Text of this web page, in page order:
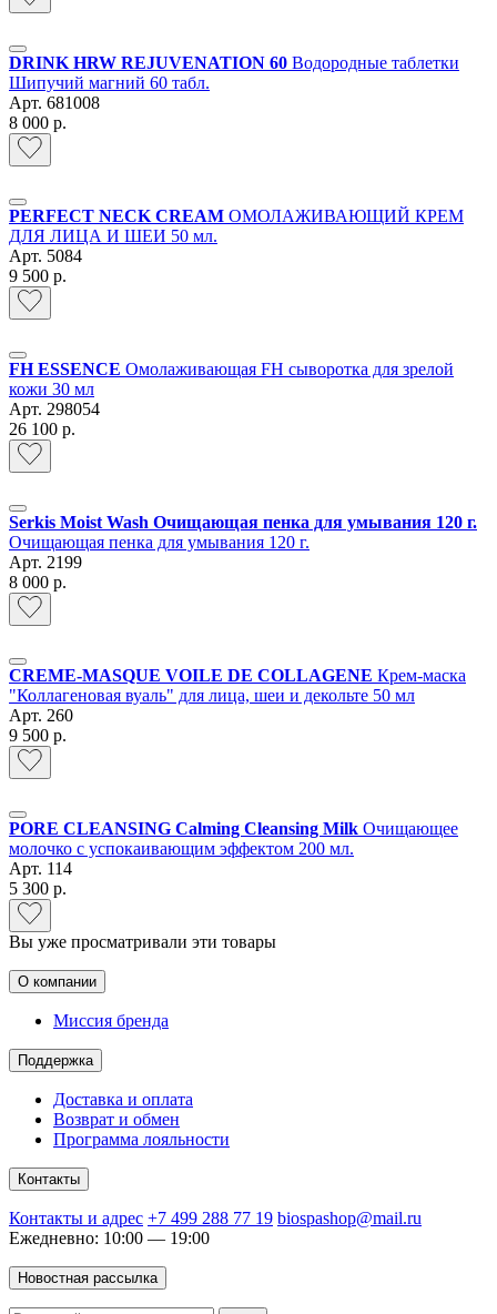
DRINK HRW REJUVENATION 60 Водородные таблетки
Шипучий магний 60 табл.
Арт. 681008
8 000 р.
PERFECT NECK CREAM ОМОЛАЖИВАЮЩИЙ КРЕМ
ДЛЯ ЛИЦА И ШЕИ 50 мл.
Арт. 5084
9 500 р.
FH ESSENCE Омолаживающая FH сыворотка для зрелой
кожи 30 мл
Арт. 298054
26 100 р.
Serkis Moist Wash Очищающая пенка для умывания 120 г.
Очищающая пенка для умывания 120 г.
Арт. 2199
8 000 р.
СREME-MASQUE VOILE DE COLLAGENE Крем-маска
"Коллагеновая вуаль" для лица, шеи и декольте 50 мл
Арт. 260
9 500 р.
PORE CLEANSING Calming Cleansing Milk Очищающее
молочко с успокаивающим эффектом 200 мл.
Арт. 114
5 300 р.
Вы уже просматривали эти товары
О компании
Миссия бренда
Поддержка
Доставка и оплата
Возврат и обмен
Программа лояльности
Контакты
Контакты и адрес +7 499 288 77 19 biospashop@mail.ru
Ежедневно: 10:00 — 19:00
Новостная рассылка